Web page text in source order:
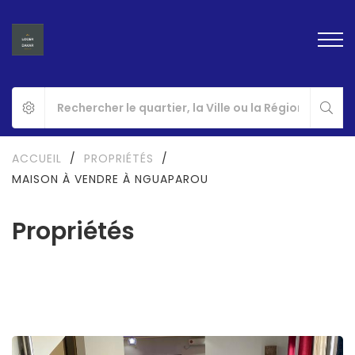
Propriétés
ACCUEIL / PROPRIÉTÉS
/
MAISON À VENDRE À NGUAPAROU